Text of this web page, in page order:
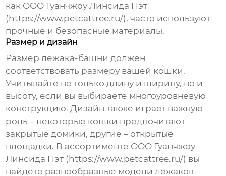
как ООО Гуанчжоу Линсида Пэт
( https://www.petcattree.ru/), часто используют
прочные и безопасные материалы.
Размер и дизайн
Размерлежака-башни должен
соответствовать размеру вашей кошки.
Учитывайте не только длину и ширину, но и
высоту, если вы выбираете многоуровневую
конструкцию. Дизайн также играет важную
роль – некоторые кошки предпочитают
закрытые домики, другие – открытые
площадки. В ассортименте ООО Гуанчжоу
Линсида Пэт ( https://www.petcattree.ru/) вы
найдете разнообразные моделилежаков-